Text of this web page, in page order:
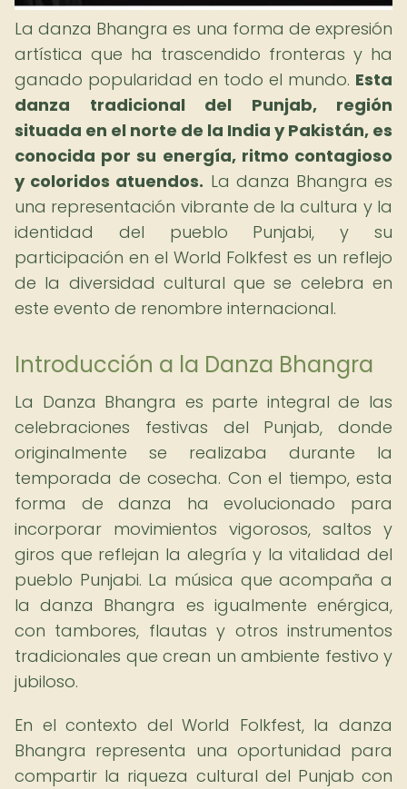
La danza Bhangra es una forma de expresión
artística que ha trascendido fronteras y ha
ganado popularidad en todo el mundo. Esta
danza tradicional del Punjab, región
situada en el norte de la India y Pakistán, es
conocida por su energía, ritmo contagioso
y coloridos atuendos. La danza Bhangra es
una representación vibrante de la cultura y la
identidad del pueblo Punjabi, y su
participación en el World Folkfest es un reflejo
de la diversidad cultural que se celebra en
este evento de renombre internacional.
Introducción a la Danza Bhangra
La Danza Bhangra es parte integral de las
celebraciones festivas del Punjab, donde
originalmente se realizaba durante la
temporada de cosecha. Con el tiempo, esta
forma de danza ha evolucionado para
incorporar movimientos vigorosos, saltos y
giros que reflejan la alegría y la vitalidad del
pueblo Punjabi. La música que acompaña a
la danza Bhangra es igualmente enérgica,
con tambores, flautas y otros instrumentos
tradicionales que crean un ambiente festivo y
jubiloso.
En el contexto del World Folkfest, la danza
Bhangra representa una oportunidad para
compartir la riqueza cultural del Punjab con